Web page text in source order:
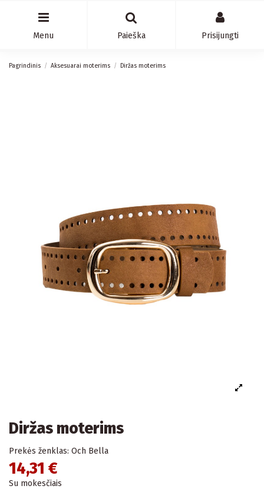
Menu Paieška Prisijungti
Pagrindinis Aksesuarai moterims Diržas moterims
Diržas moterims
Prekės ženklas: Och Bella
14,31 €
Su mokesčiais